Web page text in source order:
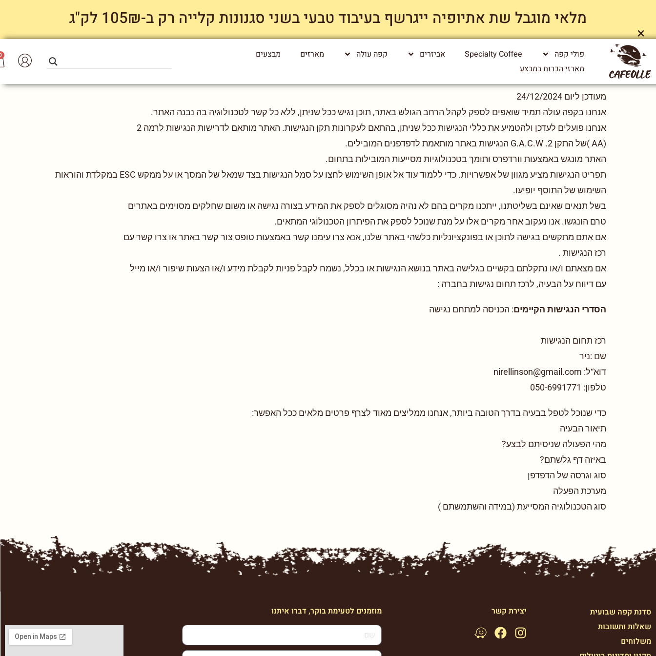
מלאי מוגבל שת אתיופיה ייגרשף בעיבוד טבעי בשני סגנונות קלייה רק ב-105₪ לק"ג
×
פולי קפה Specialty Coffee אביזרים קפה עולה מארזים
מבצעים
מארזי הכרות במבצע
מעודכן ליום 24/12/2024
אנחנו בקפה עולה תמיד שואפים לספק לקהל הרחב הגולש באתר, תוכן נגיש ככל שניתן, ללא כל קשר לטכנולוגיה בה נבנה האתר.
אנחנו פועלים לעדכן ולהטמיע את כללי הנגישות ככל שניתן, בהתאם לעקרונות תקן הנגישות. האתר מותאם לדרישות הנגישות לרמה 2
(AA )של התקן 2. G.A.C.W הנגישות באתר מותאמת לדפדפנים המובילים.
האתר מונגש באמצעות וורדפרס ותומך בטכנולוגיות מסייעות המובילות בתחום.
תפריט הנגישות מציע מגוון של אפשרויות. כדי ללמוד עוד אל אופן השימוש לחצו על סמל הנגישות בצד שמאל של המסך או על ממקש ESC במקלדת והוראות
השימוש של התוסף יופיעו.
בשל תנאים שאינם בשליטתנו, ייתכנו מקרים בהם לא נהיה מסוגלים לספק את המידע בצורה נגישה או משום שחלקים מסוימים באתרים
טרם הונגשו. אנו נעקוב אחר מקרים אלו על מנת שנוכל לספק את הפיתרון הטכנולוגי המתאים.
אם אתם מתקשים בגישה לתוכן או בפונקציונליות כלשהי באתר שלנו, אנא צרו עימנו קשר באמצעות טופס צור קשר באתר או צרו קשר עם
רכז הנגישות .
אם מצאתם ו/או נתקלתם בקשיים בגלישה באתר בנושא הנגישות או בכלל, נשמח לקבל פניות לקבלת מידע ו/או הצעות שיפור ו/או מייל
עם דיווח על הבעיה, לרכז תחום נגישות בחברה :
הסדרי הנגישות הקיימים: הכניסה למתחם נגישה
רכז תחום הנגישות
שם :ניר
דוא“ל: nirellinson@gmail.com
טלפון: 050-6991771
כדי שנוכל לטפל בבעיה בדרך הטובה ביותר, אנחנו ממליצים מאוד לצרף פרטים מלאים ככל האפשר:
תיאור הבעיה
מהי הפעולה שניסיתם לבצע?
באיזה דף גלשתם?
סוג וגרסה של הדפדפן
מערכת הפעלה
סוג הטכנולוגיה המסייעת (במידה והשתמשתם )
סדנת קפה שבועית
שאלות ותשובות
משלוחים
יצירת קשר מוזמנים לטעימת בוקר, דברו איתנו